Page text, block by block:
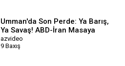
Umman'da Son Perde: Ya Barış,
Ya Savaş! ABD-İran Masaya
Oturacak, Ne Sonuç Çıkacak?
azvideo
9 Baxış